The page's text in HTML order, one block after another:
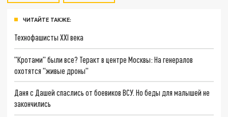
ЧИТАЙТЕ ТАКЖЕ:
Технофашисты XXI века
"Кротами" были все? Теракт в центре Москвы: На генералов
охотятся "живые дроны"
Даня с Дашей спаслись от боевиков ВСУ. Но беды для малышей не
закончились